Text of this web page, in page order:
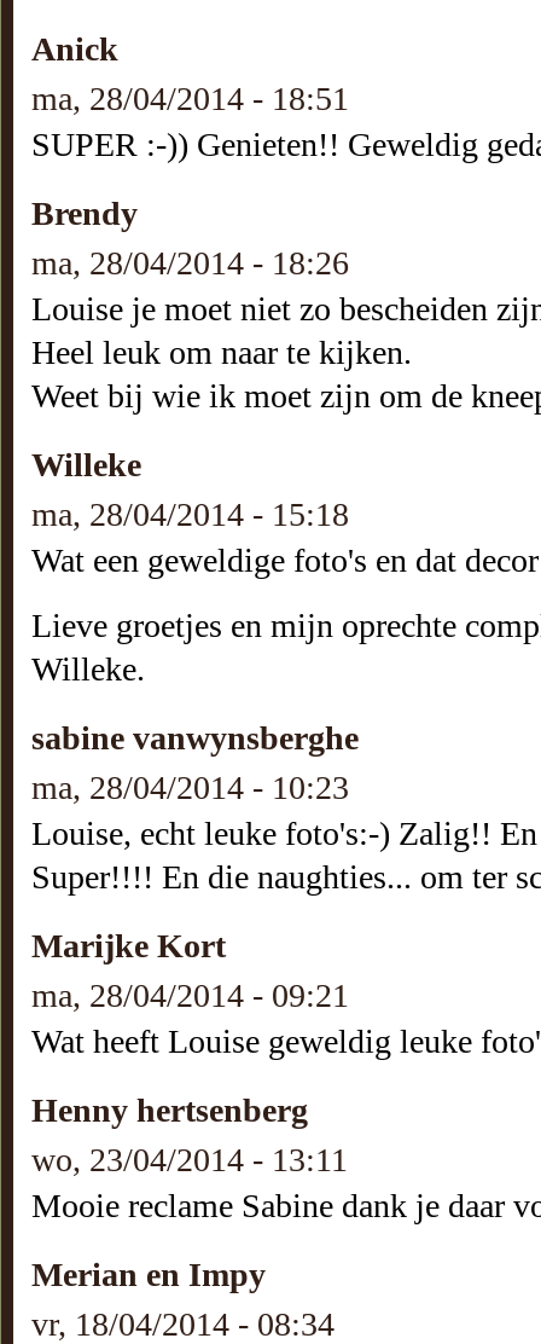
Anick
ma, 28/04/2014 - 18:51
SUPER :-)) Genieten!! Geweldig
Brendy
ma, 28/04/2014 - 18:26
Louise je moet niet zo bescheiden
Heel leuk om naar te kijken.
Weet bij wie ik moet zijn om de
Willeke
ma, 28/04/2014 - 15:18
Wat een geweldige foto's en dat
Lieve groetjes en mijn oprechte
Willeke.
sabine vanwynsberghe
ma, 28/04/2014 - 10:23
Louise, echt leuke foto's:-) Zalig!!
Super!!!! En die naughties... om ter
Marijke Kort
ma, 28/04/2014 - 09:21
Wat heeft Louise geweldig leuke
Henny hertsenberg
wo, 23/04/2014 - 13:11
Mooie reclame Sabine dank je daar
Merian en Impy
vr, 18/04/2014 - 08:34